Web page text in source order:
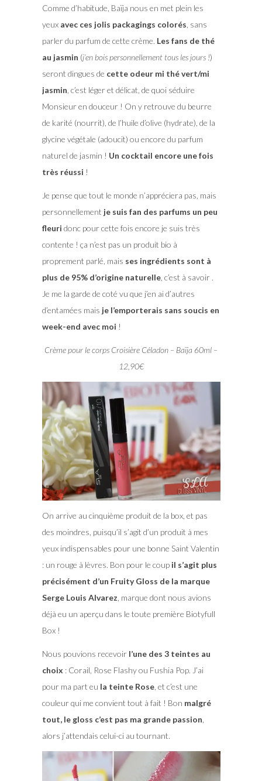
Comme d’habitude, Baïja nous en met plein les
yeux avec ces jolis packagings colorés , sans
parler du parfum de cette crème. Les fans de thé
au jasmin (j’en bois personnellement tous les jours !)
seront dingues de cette odeur mi thé vert/mi
jasmin , c’est léger et délicat, de quoi séduire
Monsieur en douceur ! On y retrouve du beurre
de karité (nourrit), de l’huile d’olive (hydrate), de la
glycine végétale (adoucit) ou encore du parfum
naturel de jasmin ! Un cocktail encore une fois
très réussi !
Je pense que tout le monde n’appréciera pas, mais
personnellement je suis fan des parfums un peu
fleuri donc pour cette fois encore je suis très
contente ! ça n’est pas un produit bio à
proprement parlé, mais ses ingrédients sont à
plus de 95% d’origine naturelle, c’est à savoir .
Je me la garde de coté vu que j’en ai d’autres
d’entamées mais je l’emporterais sans soucis en
week-end avec moi !
Crème pour le corps Croisière Céladon – Baïja 60ml –
12,90€
On arrive au cinquième produit de la box, et pas
des moindres, puisqu’il s’agit d’un produit à mes
yeux indispensables pour une bonne Saint Valentin
: un rouge à lèvres. Bon pour le coup il s’agit plus
précisément d’un Fruity Gloss de la marque
Serge Louis Alvarez , marque dont nous avions
déjà eu un aperçu dans le toute première Biotyfull
Box !
Nous pouvions recevoir l’une des 3 teintes au
choix : Corail, Rose Flashy ou Fushia Pop. J’ai
pour ma part eu la teinte Rose, et c’est une
couleur qui me convient tout à fait ! Bon malgré
tout, le gloss c’est pas ma grande passion
alors j’attendais celui-ci au tournant.